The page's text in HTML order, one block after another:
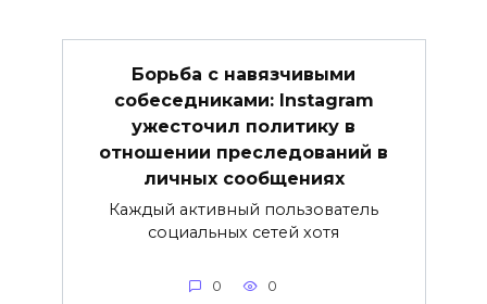
Борьба с навязчивыми
собеседниками: Instagram
ужесточил политику в
отношении преследований в
личных сообщениях
Каждый активный пользователь
социальных сетей хотя
0 0